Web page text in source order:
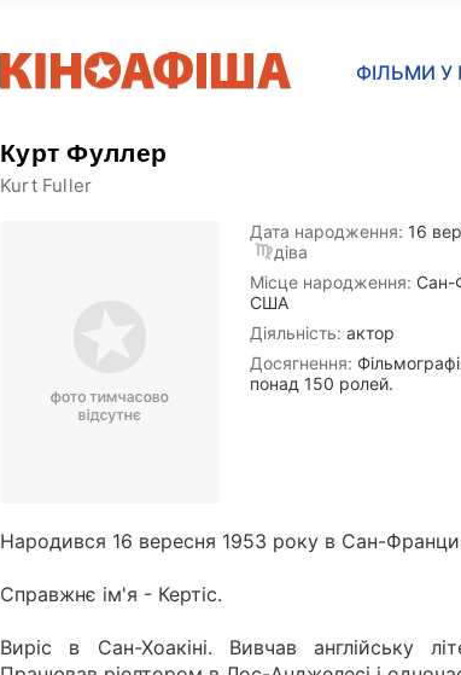
ФІЛЬМИ У
Курт Фуллер
Kurt Fuller
Дата народження: 16
діва
Місце народження: Сан-
США
Діяльність: актор
Досягнення:
понад 150 ролей.
Народився 16 вересня 1953 року в Сан-
Справжнє ім'я - Кертіс.
Виріс в Сан-Хоакіні. Вивчав англійську